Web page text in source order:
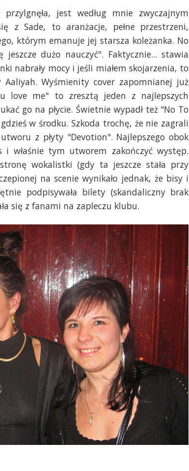
jest według mnie zwyczajnym
z Sade, to aranżacje, pełne przestrzeni,
którym emanuje jej starsza koleżanka. No
dużo nauczyć". Faktycznie... stawia
nabrały mocy i jeśli miałem skojarzenia, to
Wyśmienity cover zapomnianej już
love me" to zresztą jeden z najlepszych
go na płycie. Świetnie wypadł też "No To
w środku. Szkoda trochę, że nie zagrali
z płyty "Devotion". Najlepszego obok
właśnie tym utworem zakończyć występ.
wokalistki (gdy ta jeszcze stała przy
na scenie wynikało jednak, że bisy i
podpisywała bilety (skandaliczny brak
się z fanami na zapleczu klubu.